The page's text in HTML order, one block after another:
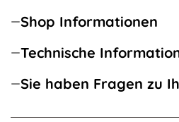
Shop Informationen
Technische
Sie haben Fragen zu